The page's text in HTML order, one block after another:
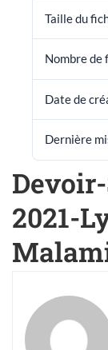
Taille du
Nombre de
Date de
Dernière
2021-